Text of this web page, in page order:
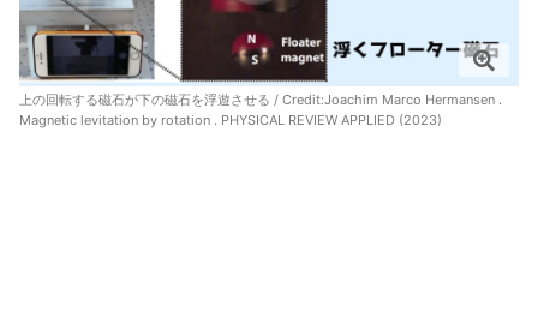
上の回転する磁石が下の磁石を浮遊させる / Credit:Joachim Marco Hermansen .
Magnetic levitation by rotation . PHYSICAL REVIEW APPLIED (2023)